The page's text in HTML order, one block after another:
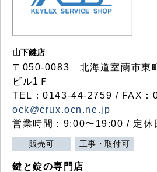
山下鍵店
〒050-0083 北海道室蘭市
ビル1Ｆ
TEL：0143-44-2759 / FAX：
ock@crux.ocn.ne.jp
営業時間：9:00〜19:00 / 定休
販売可 工事・取付可
鍵と錠の専門店